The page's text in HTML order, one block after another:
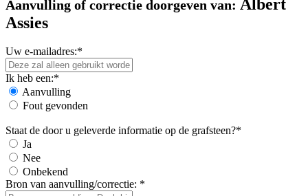
Aanvulling of correctie doorgeven van: Albert
Assies
Uw e-mailadres:*
Ik heb een:*
Aanvulling
Fout gevonden
Staat de door u geleverde informatie op de grafsteen?*
Ja
Nee
Onbekend
Bron van aanvulling/correctie: *